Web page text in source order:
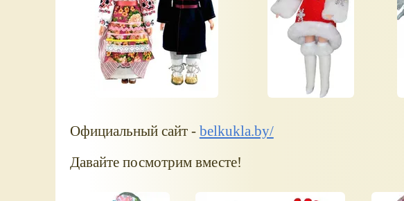
Официальный сайт - belkukla.by/
Давайте посмотрим вместе!